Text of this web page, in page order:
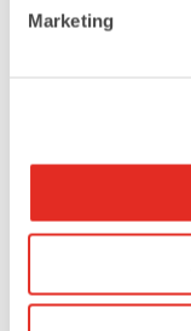
Marketing